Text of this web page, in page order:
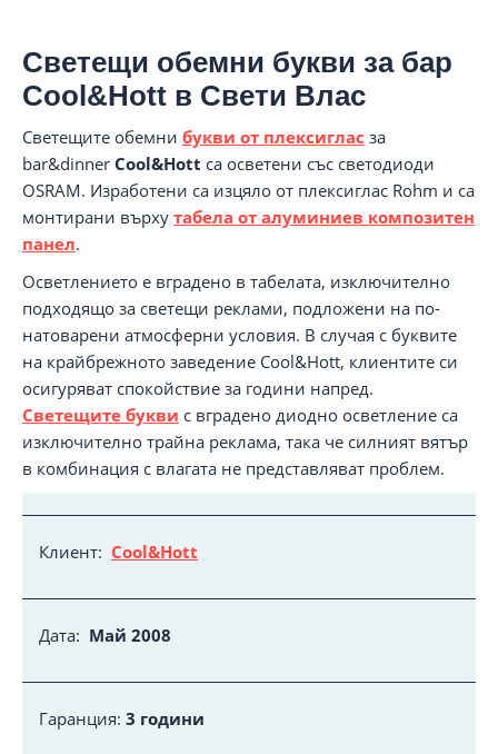
Светещи обемни букви за бар
Cool&Hott в Свети Влас
Светещите обемни букви от плексиглас за
bar&dinner Cool&Hott са осветени със светодиоди
OSRAM. Изработени са изцяло от плексиглас Rohm и са
монтирани върху табела от алуминиев композитен
панел.
Осветлението е вградено в табелата, изключително
подходящо за светещи реклами, подложени на по-
натоварени атмосферни условия. В случая с буквите
на крайбрежното заведение Cool&Hott, клиентите си
осигуряват спокойствие за години напред.
Светещите букви с вградено диодно осветление са
изключително трайна реклама, така че силният вятър
в комбинация с влагата не представляват проблем.
Клиент: Cool&Hott
Дата: Май 2008
Гаранция: 3 години